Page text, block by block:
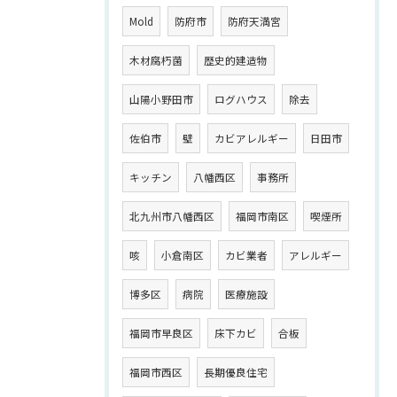
Mold 防府市 防府天満宮
木材腐朽菌 歴史的建造物
山陽小野田市 ログハウス 除去
佐伯市 壁 カビアレルギー 日田市
キッチン 八幡西区 事務所
北九州市八幡西区 福岡市南区 喫煙所
咳 小倉南区 カビ業者 アレルギー
博多区 病院 医療施設
福岡市早良区 床下カビ 合板
福岡市西区 長期優良住宅